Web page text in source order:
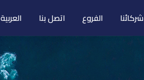
شركائنا الفروع اتصل بنا العربية